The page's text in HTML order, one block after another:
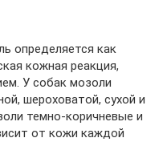
определяется как
кожная реакция,
У собак мозоли
шероховатой, сухой и
темно-коричневые и
от кожи каждой